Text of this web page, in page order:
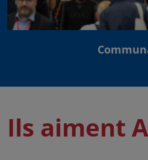
Ils aiment